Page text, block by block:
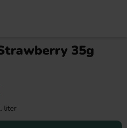
35g
liter